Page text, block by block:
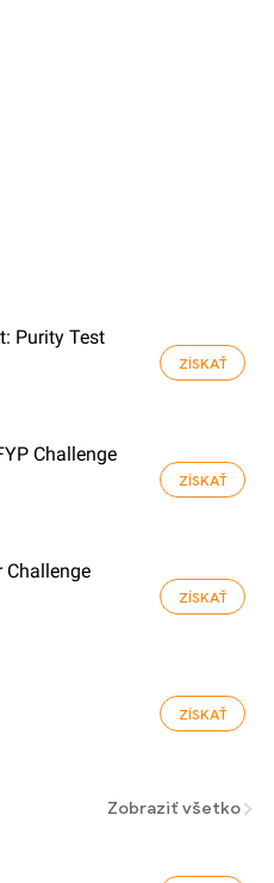
Purity Test
ZÍSKAŤ
Challenge
ZÍSKAŤ
Challenge
ZÍSKAŤ
ZÍSKAŤ
Zobraziť všetko